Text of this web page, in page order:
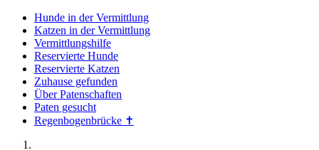
Hunde in der Vermittlung
Katzen in der Vermittlung
Vermittlungshilfe
Reservierte Hunde
Reservierte Katzen
Zuhause gefunden
Über Patenschaften
Paten gesucht
Regenbogenbrücke ✝